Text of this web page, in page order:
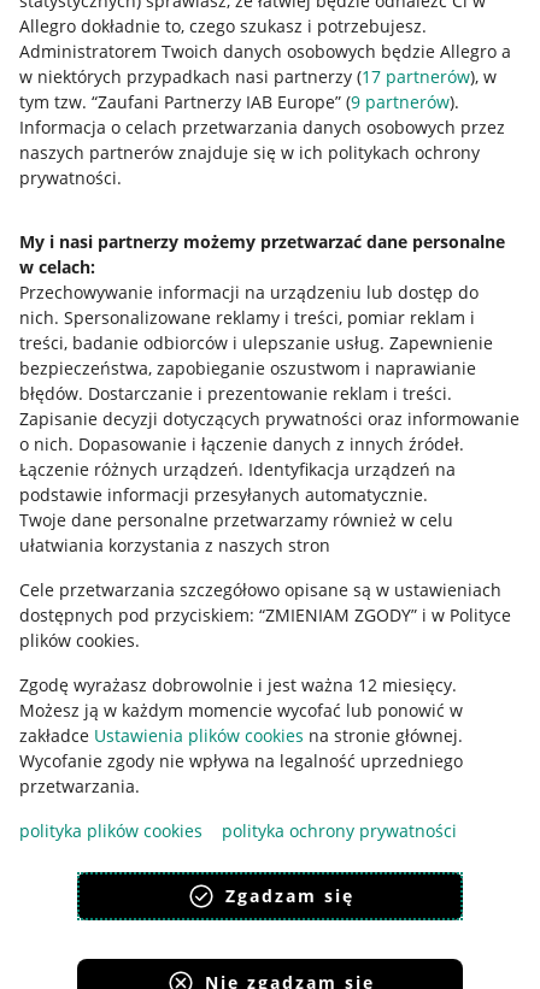
Allegro dokładnie to, czego szukasz i potrzebujesz.
Administratorem Twoich danych osobowych będzie Allegro a
w niektórych przypadkach nasi partnerzy (17 partnerów), w
tym tzw. “Zaufani Partnerzy IAB Europe” (9 partnerów).
Informacja o celach przetwarzania danych osobowych przez
naszych partnerów znajduje się w ich politykach ochrony
prywatności.
My i nasi partnerzy możemy przetwarzać dane personalne
w celach:
Przechowywanie informacji na urządzeniu lub dostęp do
nich. Spersonalizowane reklamy i treści, pomiar reklam i
treści, badanie odbiorców i ulepszanie usług. Zapewnienie
bezpieczeństwa, zapobieganie oszustwom i naprawianie
błędów. Dostarczanie i prezentowanie reklam i treści.
Zapisanie decyzji dotyczących prywatności oraz informowanie
o nich. Dopasowanie i łączenie danych z innych źródeł.
Łączenie różnych urządzeń. Identyfikacja urządzeń na
podstawie informacji przesyłanych automatycznie.
Twoje dane personalne przetwarzamy również w celu
ułatwiania korzystania z naszych stron
Cele przetwarzania szczegółowo opisane są w ustawieniach
dostępnych pod przyciskiem: “ZMIENIAM ZGODY” i w Polityce
plików cookies.
Zgodę wyrażasz dobrowolnie i jest ważna 12 miesięcy.
Możesz ją w każdym momencie wycofać lub ponowić w
zakładce Ustawienia plików cookies na stronie głównej.
Wycofanie zgody nie wpływa na legalność uprzedniego
przetwarzania.
polityka plików cookies
polityka ochrony prywatności
Zgadzam się
Nie zgadzam się
Przydatne informacje
Jak to działa
Allegro Gadane dla sprzedających
Allegro Gadane dla kupujących
Mapa miejscowości
Informacje prawne
Regulamin
Polityka plików "cookies"
Ustawienia plików "cookies"
Udostępnianie lokalizacji
Informacje dla Aktu o Usługach Cyfrowych
Pobierz aplikację